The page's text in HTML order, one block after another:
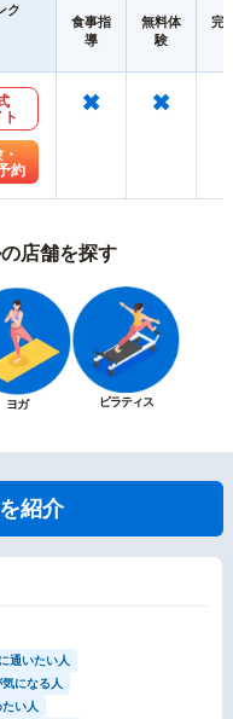
ク
食事指
導
無料体
験
完
・
約
× ×
店舗を探す
ヨガ ピラティス
紹介
通いたい人
になる人
い人